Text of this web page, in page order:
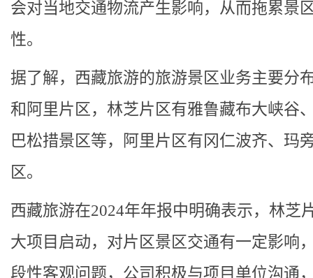
会对当地交通物流产生影响，从而拖累景
性。
据了解，西藏旅游的旅游景区业务主要分
和阿里片区，林芝片区有雅鲁藏布大峡谷
巴松措景区等，阿里片区有冈仁波齐、玛
区。
西藏旅游在2024年年报中明确表示，林芝
大项目启动，对片区景区交通有一定影响
段性客观问题，公司积极与项目单位沟通